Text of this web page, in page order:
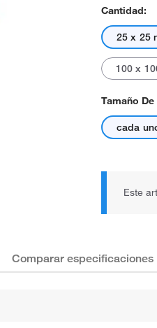
Cantidad:
25 x 25
100 x
Tamaño
cada
Este
Comparar especificaciones